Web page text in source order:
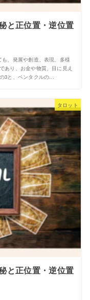
と正位置・逆位置
、発展や創造、表現、多様
あり、お金や物質、目に見え
3と、ペンタクルの...
タロット
と正位置・逆位置